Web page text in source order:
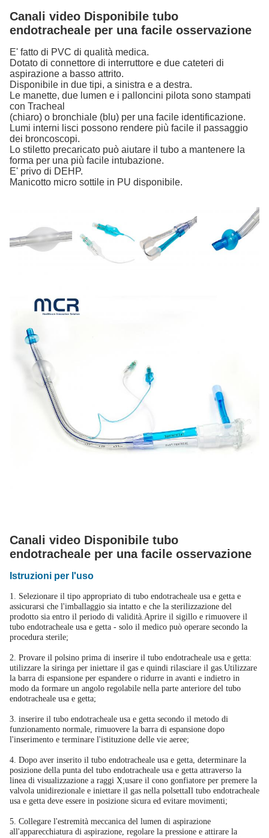
Canali video Disponibile tubo
endotracheale per una facile osservazione
E' fatto di PVC di qualità medica.
Dotato di connettore di interruttore e due cateteri di
aspirazione a basso attrito.
Disponibile in due tipi, a sinistra e a destra.
Le manette, due lumen e i palloncini pilota sono stampati
con Tracheal
(chiaro) o bronchiale (blu) per una facile identificazione.
Lumi interni lisci possono rendere più facile il passaggio
dei broncoscopi.
Lo stiletto precaricato può aiutare il tubo a mantenere la
forma per una più facile intubazione.
E' privo di DEHP.
Manicotto micro sottile in PU disponibile.
Canali video Disponibile tubo
endotracheale per una facile osservazione
Istruzioni per l'uso
1. Selezionare il tipo appropriato di tubo endotracheale usa e getta e
assicurarsi che l'imballaggio sia intatto e che la sterilizzazione del
prodotto sia entro il periodo di validità.Aprire il sigillo e rimuovere il
tubo endotracheale usa e getta - solo il medico può operare secondo la
procedura sterile;
2. Provare il polsino prima di inserire il tubo endotracheale usa e getta:
utilizzare la siringa per iniettare il gas e quindi rilasciare il gas.Utilizzare
la barra di espansione per espandere o ridurre in avanti e indietro in
modo da formare un angolo regolabile nella parte anteriore del tubo
endotracheale usa e getta;
3. inserire il tubo endotracheale usa e getta secondo il metodo di
funzionamento normale, rimuovere la barra di espansione dopo
l'inserimento e terminare l'istituzione delle vie aeree;
4. Dopo aver inserito il tubo endotracheale usa e getta, determinare la
posizione della punta del tubo endotracheale usa e getta attraverso la
linea di visualizzazione a raggi X;usare il cono gonfiatore per premere la
valvola unidirezionale e iniettare il gas nella polsettaIl tubo endotracheale
usa e getta deve essere in posizione sicura ed evitare movimenti;
5. Collegare l'estremità meccanica del lumen di aspirazione
all'apparecchiatura di aspirazione, regolare la pressione e attirare la